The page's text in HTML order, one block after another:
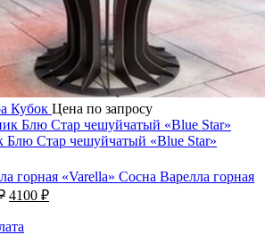
Кубок Цена по запросу
Стар чешуйчатый «Blue Star»
₽.
Сосна Варелла горная
Первоначальная
составляла
4100 ₽Текущая